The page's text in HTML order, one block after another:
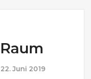
22. Juni 2019